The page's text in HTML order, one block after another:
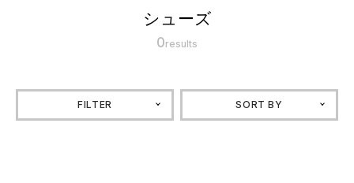
シューズ
0results
FILTER SORT BY